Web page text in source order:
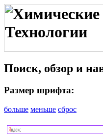
Поиск, обзор и
Размер шрифта:
больше меньше сброс